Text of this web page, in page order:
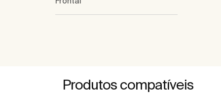
Produtos compatíveis